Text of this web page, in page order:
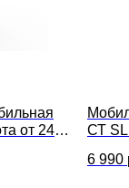
от 245
СТ
6 990